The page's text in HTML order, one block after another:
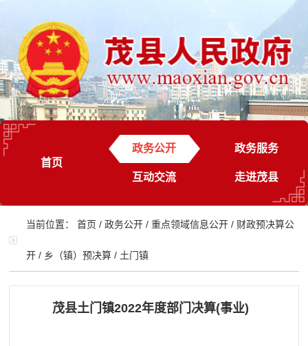
首页
政务公开 政务服务
互动交流 走进茂县
当前位置：首页 /政务公开 /重点领域信息公开 / 财政预决算公
开 / 乡（镇）预决算 / 土门镇
茂县土门镇2022年度部门决算(事业)